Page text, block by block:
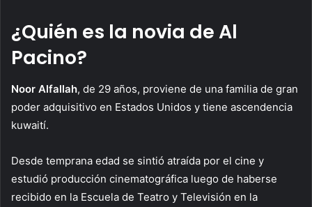
¿Quién es la novia de Al
Pacino?
Noor Alfallah, de 29 años, proviene de una familia de gran
poder adquisitivo en Estados Unidos y tiene ascendencia
kuwaití.
Desde temprana edad se sintió atraída por el cine y
estudió producción cinematográfica luego de haberse
recibido en la Escuela de Teatro y Televisión en la